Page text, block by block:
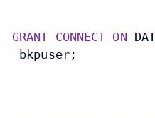
GRANT CONNECT ON
bkpuser;